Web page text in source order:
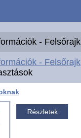
Hivatal
- Felsőrajk
- Felsőrajk
Részletek